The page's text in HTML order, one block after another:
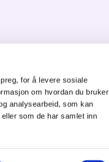
for å levere sosiale
om hvordan du bruker
analysearbeid, som kan
som de har samlet inn